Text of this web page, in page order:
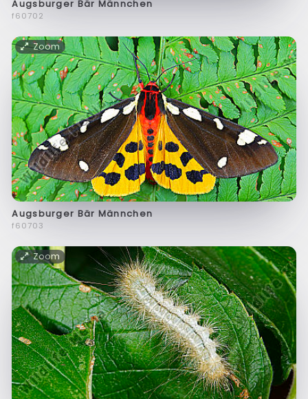
Augsburger Bär Männchen
f60702
Zoom
Augsburger Bär Männchen
f60703
Zoom